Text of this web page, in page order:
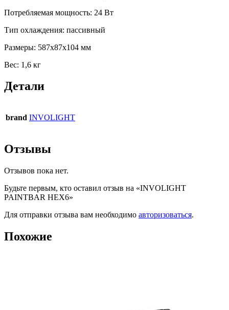
Потребляемая мощность: 24 Вт
Тип охлаждения: пассивный
Размеры: 587x87x104 мм
Вес: 1,6 кг
Детали
brand INVOLIGHT
Отзывы
Отзывов пока нет.
Будьте первым, кто оставил отзыв на «INVOLIGHT
PAINTBAR HEX6»
Для отправки отзыва вам необходимо авторизоваться.
Похожие